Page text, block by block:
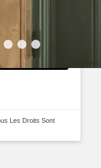
Les Droits Sont